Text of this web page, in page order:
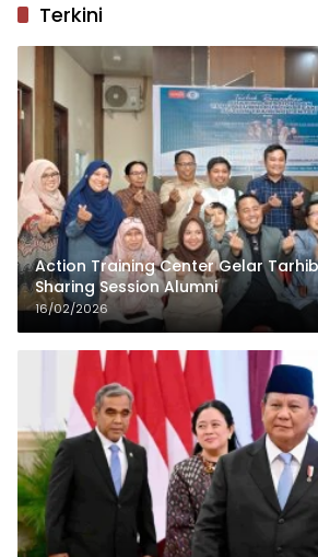
Terkini
Action Training Center Gelar
Sharing Session Alumni
16/02/2026